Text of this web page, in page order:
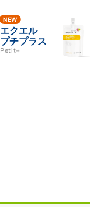
エクエル
プチプラス
Petit+